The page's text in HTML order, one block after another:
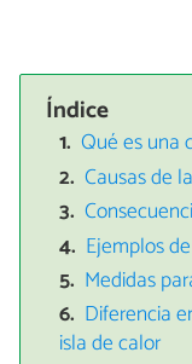
Índice
Qué es una
Causas de
Ejemplos
Medidas
Diferencia
isla de calor